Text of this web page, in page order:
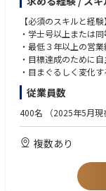
・品質問題レポート、
・安全、品質問題防
・顧客向け定例会議の
■入社後の充実した研
スキルやキャッチア
は、OJTでフォローと
後目途に独り立ちを
■出張について
北海道オフィス
北上サービスセンター
四日市テクノロジー
機械設計経験、CADの
電気設計、電気電子分
プログラミング経験（
Linuxの知見
第二種電気主任技術者
▼ コミュニケーショ
顧客対応経験
社内外・多部門との連
■語学スキルについて
英語の読み書きに抵抗
（マニュアル理解、
てシステム導入後の稼
基本的な職務
• 医師や医療スタッフ
パスウェイ（初症例
ーニングプログラム
• 医師や医療スタッフ
研修）を実施する。
• 担当施設全診療科の
のために行うラボト
• 医師や医療スタッ
ビス（製品の説明と
• システムを使用し
【必須のスキルと経験】
・学士号以上または
・最低３年以上の営業
・目標達成のために
・目まぐるしく変化
・誠実さ、素直さを兼
・MS Office（Excel/
・日本語ネイティブ、
【望ましいスキルと経
・医療業界、特に医
従業員数
400名 （2025年5月現
複数あり